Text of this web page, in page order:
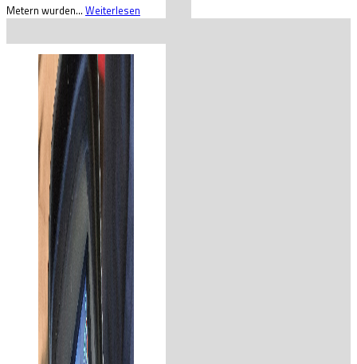
Metern wurden... Weiterlesen